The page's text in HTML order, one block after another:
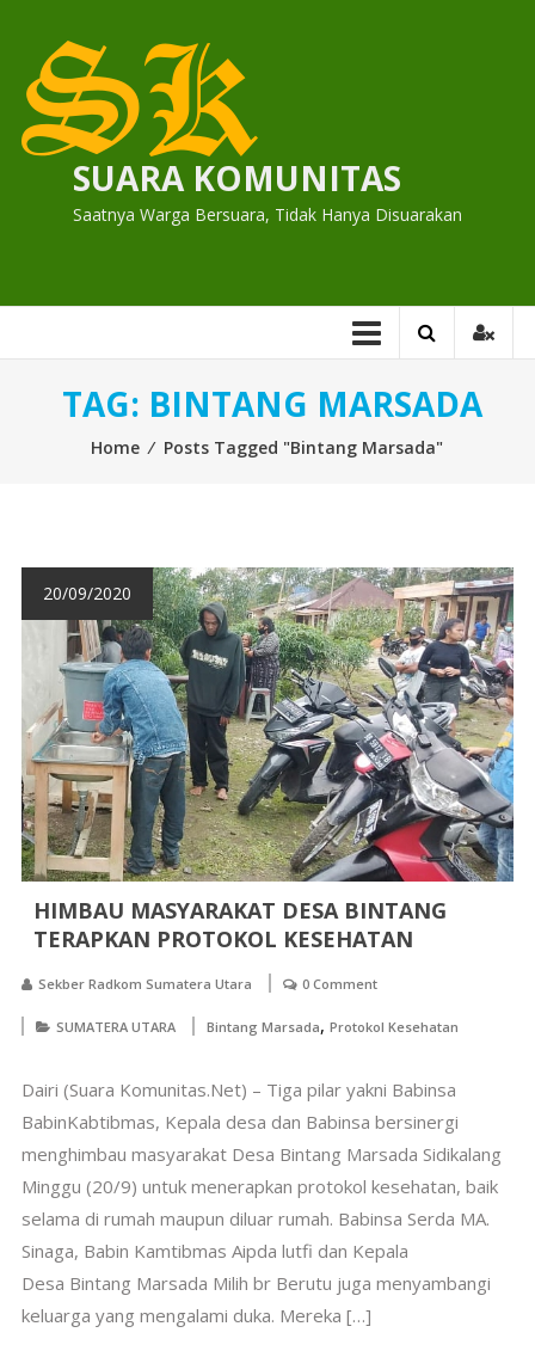
content
SUARA KOMUNITAS
Saatnya Warga Bersuara, Tidak Hanya Disuarakan
TAG: BINTANG MARSADA
Home ⁄ Posts Tagged "Bintang Marsada"
20/09/2020
HIMBAU MASYARAKAT DESA BINTANG
TERAPKAN PROTOKOL KESEHATAN
Sekber Radkom Sumatera Utara 0 Comment
SUMATERA UTARA Bintang Marsada, Protokol Kesehatan
Dairi (Suara Komunitas.Net) – Tiga pilar yakni Babinsa
BabinKabtibmas, Kepala desa dan Babinsa bersinergi
menghimbau masyarakat Desa Bintang Marsada Sidikalang
Minggu (20/9) untuk menerapkan protokol kesehatan, baik
selama di rumah maupun diluar rumah. Babinsa Serda MA.
Sinaga, Babin Kamtibmas Aipda lutfi dan Kepala
Desa Bintang Marsada Milih br Berutu juga menyambangi
keluarga yang mengalami duka. Mereka […]